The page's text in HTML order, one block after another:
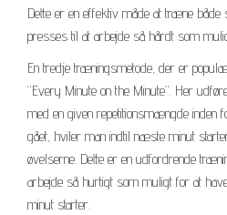
Dette er en effektiv måde at træne
presses til at arbejde så hårdt som
En tredje træningsmetode, der er
“Every Minute on the Minute”. Her
med en given repetitionsmængde inden
gået, hviler man indtil næste minut
øvelserne. Dette er en udfordrende
arbejde så hurtigt som muligt for at
minut starter.